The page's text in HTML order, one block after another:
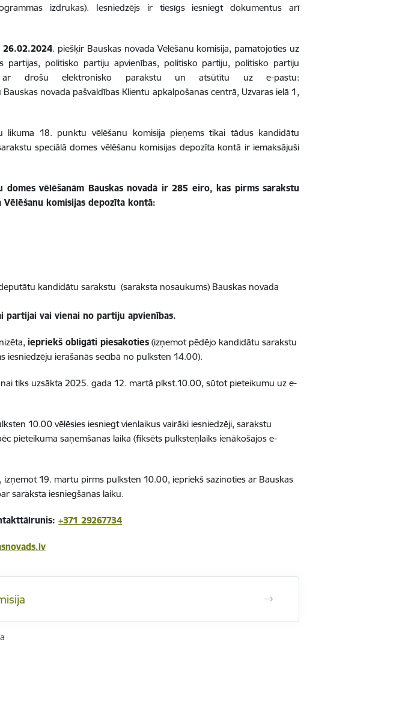
izdrukas). Iesniedzējs ir tiesīgs iesniegt dokumentus arī
26.02.2024. piešķir Bauskas novada Vēlēšanu komisija, pamatojoties uz
partijas, politisko partiju apvienības, politisko partiju, politisko partiju
ar drošu elektronisko parakstu un atsūtītu uz e-pastu:
Bauskas novada pašvaldības Klientu apkalpošanas centrā, Uzvaras ielā 1,
likuma 18. punktu vēlēšanu komisija pieņems tikai tādus kandidātu
speciālā domes vēlēšanu komisijas depozīta kontā ir iemaksājuši
domes vēlēšanām Bauskas novadā ir 285 eiro, kas pirms sarakstu
Vēlēšanu komisijas depozīta kontā:
kandidātu sarakstu (saraksta nosaukums) Bauskas novada
partijai vai vienai no partiju apvienības.
iepriekš obligāti piesakoties (izņemot pēdējo kandidātu sarakstu
iesniedzēju ierašanās secībā no pulksten 14.00).
tiks uzsākta 2025. gada 12. martā plkst.10.00,sūtot pieteikumu uz e-
10.00 vēlēsies iesniegt vienlaikus vairāki iesniedzēji, sarakstu
pieteikuma saņemšanas laika (fiksēts pulksteņlaiks ienākošajos e-
izņemot 19. martu pirms pulksten 10.00, iepriekš sazinoties ar Bauskas
saraksta iesniegšanas laiku.
+371 29267734